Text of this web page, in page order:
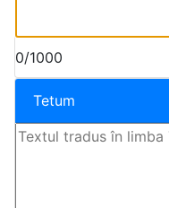
0/1000
Tetum